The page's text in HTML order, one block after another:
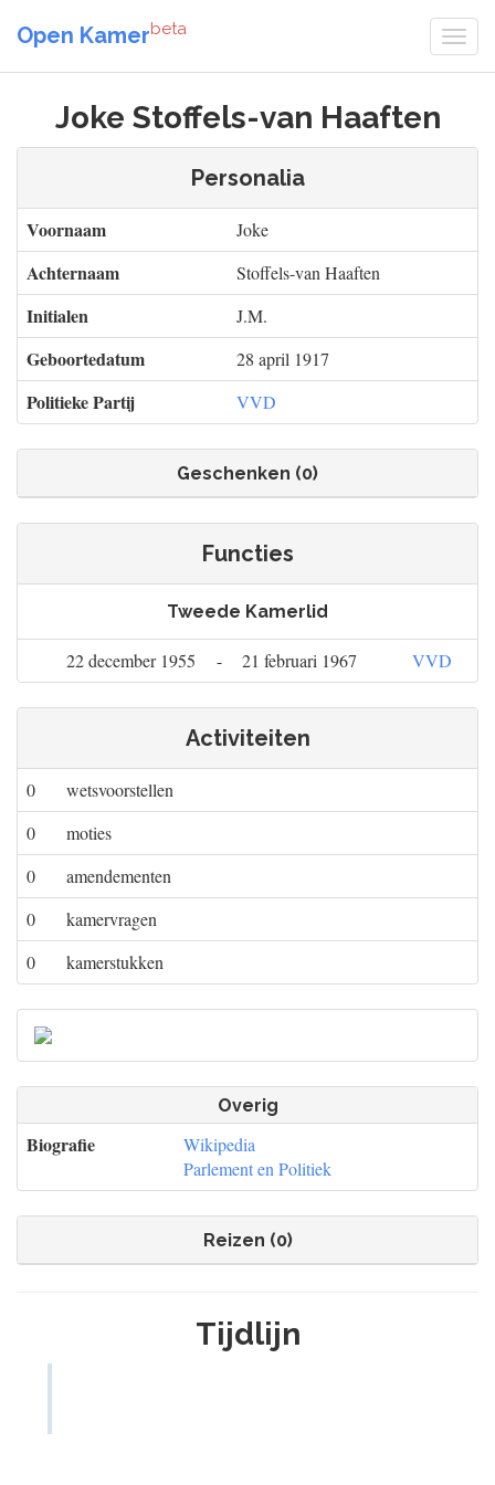
Open Kamerbeta
Joke Stoffels-van Haaften
Personalia
Voornaam Joke
Achternaam Stoffels-van Haaften
Initialen J.M.
Geboortedatum 28 april 1917
Politieke Partij VVD
Geschenken (0)
Functies
Tweede Kamerlid
22 december 1955 - 21 februari 1967 VVD
Activiteiten
0
wetsvoorstellen
0
moties
0
amendementen
0
kamervragen
0
kamerstukken
Overig
Biografie
Wikipedia
Parlement en Politiek
Reizen (0)
Tijdlijn